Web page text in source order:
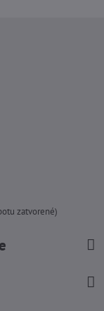
zatvorené)